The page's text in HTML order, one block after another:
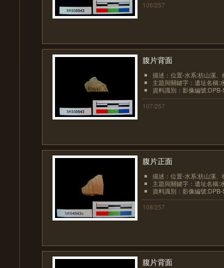
106/257
腹片背面
描述：位置-水系:枋山溪
主題與關鍵字：遺址名稱:
資料識別：影像編號
107/257
腹片正面
描述：位置-水系:枋山溪
主題與關鍵字：遺址名稱:
資料識別：影像編號
108/257
腹片背面